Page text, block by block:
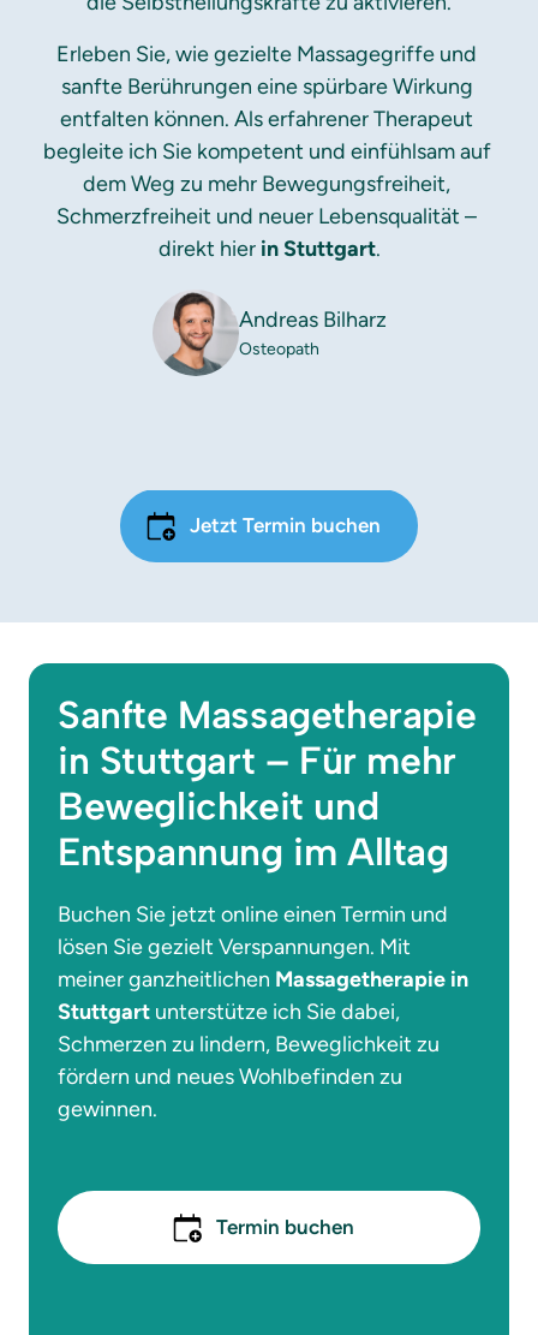
Erleben Sie, wie gezielte Massagegriffe und
sanfte Berührungen eine spürbare Wirkung
entfalten können. Als erfahrener Therapeut
begleite ich Sie kompetent und einfühlsam auf
dem Weg zu mehr Bewegungsfreiheit,
Schmerzfreiheit und neuer Lebensqualität –
direkt hier in Stuttgart.
Andreas Bilharz
Osteopath
Jetzt Termin buchen
Sanfte Massagetherapie
in Stuttgart – Für mehr
Beweglichkeit und
Entspannung im Alltag
Buchen Sie jetzt online einen Termin und
lösen Sie gezielt Verspannungen. Mit
meiner ganzheitlichen Massagetherapie in
Stuttgart unterstütze ich Sie dabei,
Schmerzen zu lindern, Beweglichkeit zu
fördern und neues Wohlbefinden zu
gewinnen.
Termin buchen